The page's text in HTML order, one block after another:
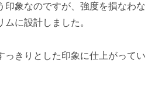
印象なのですが、強度を損なわな
に設計しました。
っきりとした印象に仕上がってい